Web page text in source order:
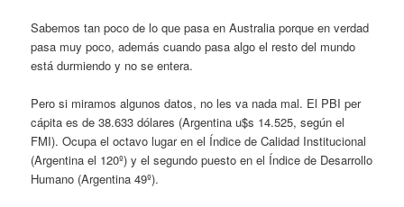
Sabemos tan poco de lo que pasa en Australia porque en verdad
pasa muy poco, además cuando pasa algo el resto del mundo
está durmiendo y no se entera.
Pero si miramos algunos datos, no les va nada mal. El PBI per
cápita es de 38.633 dólares (Argentina u$s 14.525, según el
FMI). Ocupa el octavo lugar en el Índice de Calidad Institucional
(Argentina el 120º) y el segundo puesto en el Índice de Desarrollo
Humano (Argentina 49º).